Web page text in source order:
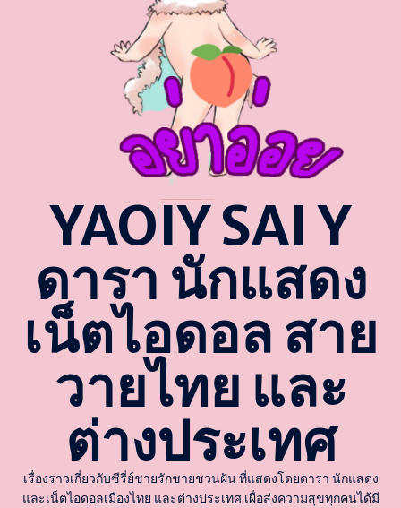
YAOIY SAI Y
ดารา นักแสดง
เน็ตไอดอล สาย
วายไทย และ
ต่างประเทศ
เรื่องราวเกี่ยวกับซีรี่ย์ชายรักชายชวนฝัน ที่แสดงโดยดารา นักแสดง
และเน็ตไอดอลเมืองไทย และต่างประเทศ เผื่อส่งความสุขทุกคนได้มี